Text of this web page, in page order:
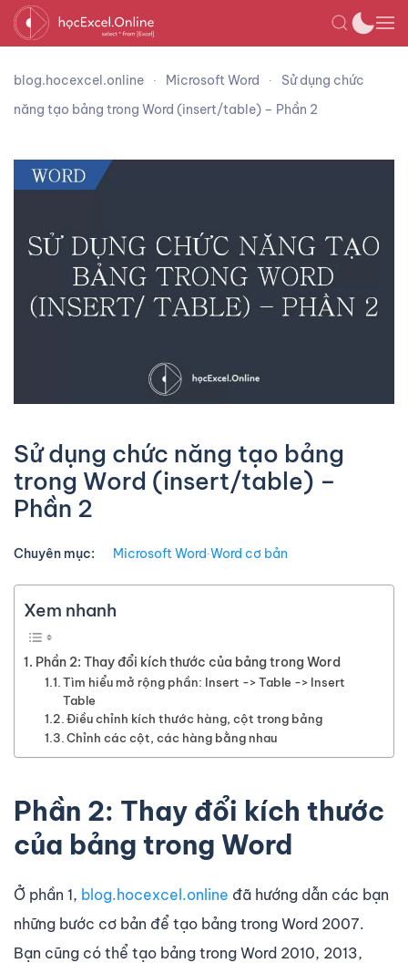
blog.hocexcel.online Microsoft Word
Sử dụng chức
năng tạo bảng trong Word (insert/table) – Phần 2
Sử dụng chức năng tạo bảng
trong Word (insert/table) –
Phần 2
Chuyên mục: Microsoft Word∙Word cơ bản
Xem nhanh
Phần 2: Thay đổi kích thước của bảng trong Word
Tìm hiểu mở rộng phần: Insert -> Table -> Insert
Table
Điều chỉnh kích thước hàng, cột trong bảng
Chỉnh các cột, các hàng bằng nhau
Phần 2: Thay đổi kích thước
của bảng trong Word
Ở phần 1, blog.hocexcel.online đã hướng dẫn các bạn
những bước cơ bản để tạo bảng trong Word 2007.
Bạn cũng có thể tạo bảng trong Word 2010, 2013,